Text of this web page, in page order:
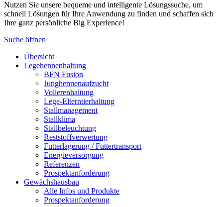
Nutzen Sie unsere bequeme und intelligente Lösungssuche, um
schnell Lösungen für Ihre Anwendung zu finden und schaffen sich
Ihre ganz persönliche Big Experience!
Suche öffnen
Übersicht
Legehennenhaltung
BFN Fusion
Junghennenaufzucht
Volierenhaltung
Lege-Elterntierhaltung
Stallmanagement
Stallklima
Stallbeleuchtung
Reststoffverwertung
Futterlagerung / Futtertransport
Energieversorgung
Referenzen
Prospektanforderung
Gewächshausbau
Alle Infos und Produkte
Prospektanforderung